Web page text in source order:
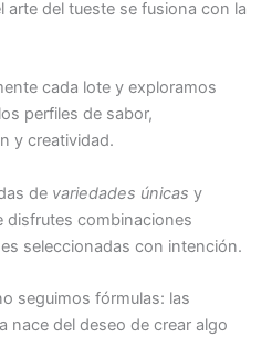
arte del tueste se fusiona con la
cada lote y exploramos
perfiles de sabor,
y creatividad.
de variedades únicas y
disfrutes combinaciones
seleccionadas con intención.
seguimos fórmulas: las
nace del deseo de crear algo